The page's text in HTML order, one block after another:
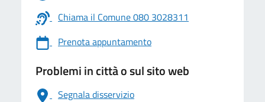
Chiama il Comune 080 3028311
Prenota appuntamento
Problemi in città o sul sito web
Segnala disservizio